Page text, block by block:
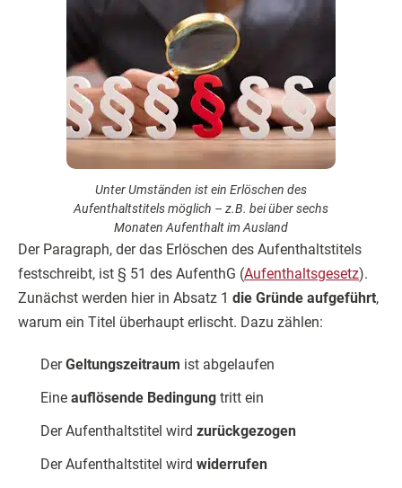
Unter Umständen ist ein Erlöschen des
Aufenthaltstitels möglich – z.B. bei über sechs
Monaten Aufenthalt im Ausland
Der Paragraph, der das Erlöschen des Aufenthaltstitels
festschreibt, ist § 51 des AufenthG (Aufenthaltsgesetz).
Zunächst werden hier in Absatz 1 die Gründe aufgeführt,
warum ein Titel überhaupt erlischt. Dazu zählen:
DerGeltungszeitraum ist abgelaufen
Eine auflösende Bedingung tritt ein
Der Aufenthaltstitel wird zurückgezogen
Der Aufenthaltstitel wird widerrufen